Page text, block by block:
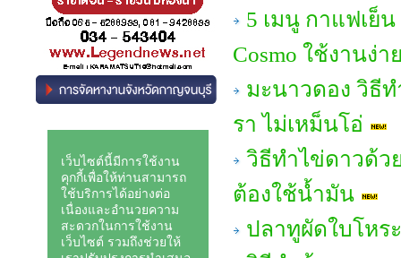
5 เมนู กาแฟเย็น
Cosmo ใช้งานง่
มะนาวดอง วิธี
รา ไม่เหม็นโอ่
วิธีทำไข่ดาวด้ว
ต้องใช้น้ำมัน
ปลาทูผัดใบโหร